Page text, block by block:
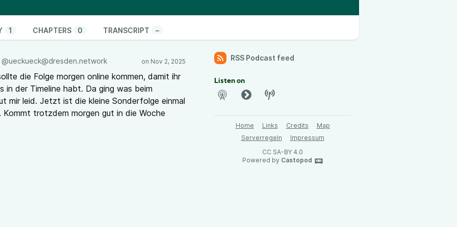
mehr-ueberwachung-durch-anpassungen-im-
polizeigesetz-polizeiwunschliste-auf-
1 CHAPTERS 0 TRANSCRIPT –
@ueckueck@dresden.network
die Folge morgen online kommen, damit ihr
in der Timeline habt. Da ging was beim
mir leid. Jetzt ist die kleine Sonderfolge einmal
trotzdem morgen gut in die Woche
RSS Podcast feed
Listen on
Home Links Credits
Map
Serverregeln
Impressum
CC SA-BY 4.0
Powered by Castopod